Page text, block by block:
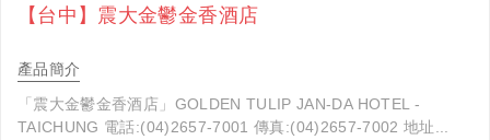
【台中】震大金鬱金香酒店
產品簡介
「震大金鬱金香酒店」GOLDEN TULIP JAN-DA HOTEL -
TAICHUNG 電話:(04)2657-7001 傳真:(04)2657-7002 地址...